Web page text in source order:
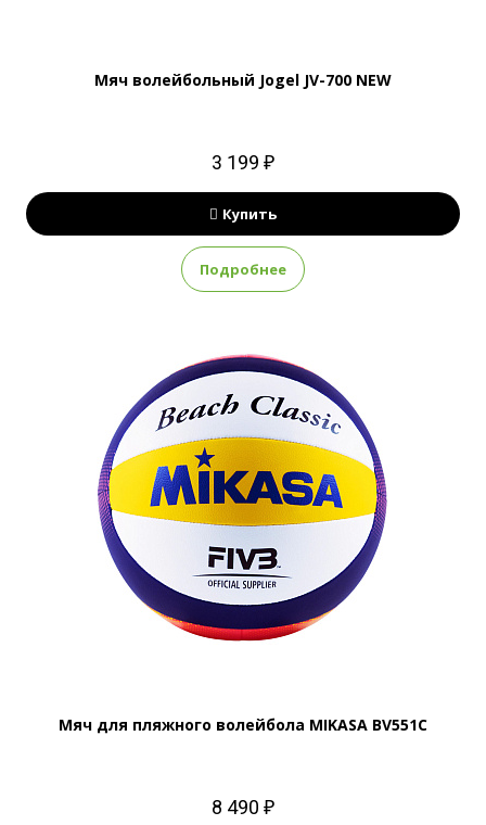
Мяч волейбольный Jogel JV-700 NEW
3 199 ₽
Купить
Подробнее
Мяч для пляжного волейбола MIKASA BV551C
8 490 ₽